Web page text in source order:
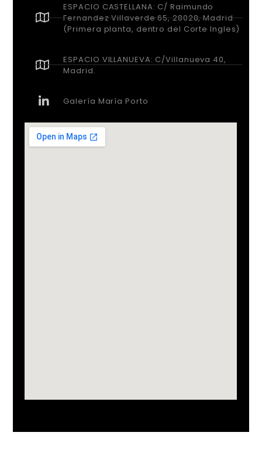
ESPACIO CASTELLANA: C/ Raimundo
Fernandez Villaverde 65, 28028, Madrid
(Primera planta, dentro del Corte Ingles)
ESPACIO VILLANUEVA: C/Villanueva 40,
Madrid.
Galería María Porto